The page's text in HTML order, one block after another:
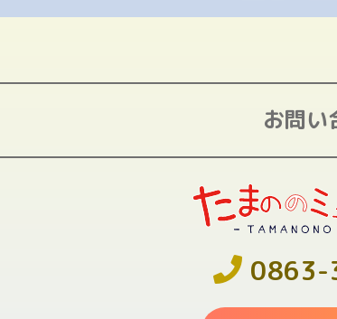
お問い
0863-